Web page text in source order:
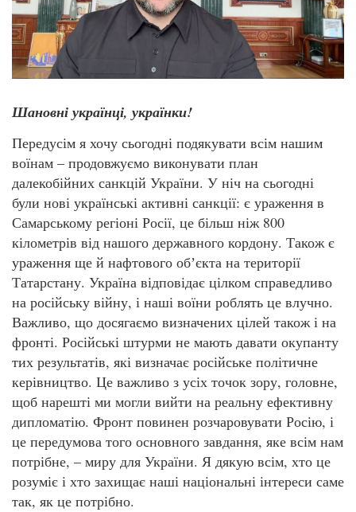
Шановні українці, українки!
Передусім я хочу сьогодні подякувати всім нашим
воїнам – продовжуємо виконувати план
далекобійних санкцій України. У ніч на сьогодні
були нові українські активні санкції: є ураження в
Самарському регіоні Росії, це більш ніж 800
кілометрів від нашого державного кордону. Також є
ураження ще й нафтового обʼєкта на території
Татарстану. Україна відповідає цілком справедливо
на російську війну, і наші воїни роблять це влучно.
Важливо, що досягаємо визначених цілей також і на
фронті. Російські штурми не мають давати окупанту
тих результатів, які визначає російське політичне
керівництво. Це важливо з усіх точок зору, головне,
щоб нарешті ми могли вийти на реальну ефективну
дипломатію. Фронт повинен розчаровувати Росію, і
це передумова того основного завдання, яке всім нам
потрібне, – миру для України. Я дякую всім, хто це
розуміє і хто захищає наші національні інтереси саме
так, як це потрібно.